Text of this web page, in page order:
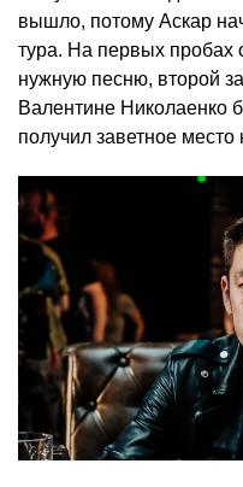
вышло, потому Аскар
тура. На первых пробах
нужную песню, второй
Валентине Николаенко
получил заветное место